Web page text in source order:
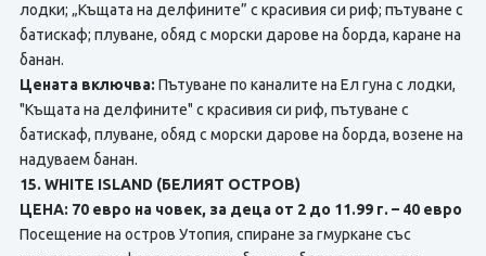
лодки; „Къщата на делфините” с красивия си риф; пътуване с
батискаф; плуване, обяд с морски дарове нa борда, каране на
банан.
Цената включва: Пътуване по каналите на Ел гуна с лодки,
"Къщата на делфините" с красивия си риф, пътуване с
батискаф, плуване, обяд с морски дарове на борда, возене на
надуваем банан.
15. WHITE ISLAND (БЕЛИЯТ ОСТРОВ)
ЦЕНА: 70 евро на човек, за деца от 2 до 11.99 г. – 40 евро
Посещение на остров Утопия, спиране за гмуркане със